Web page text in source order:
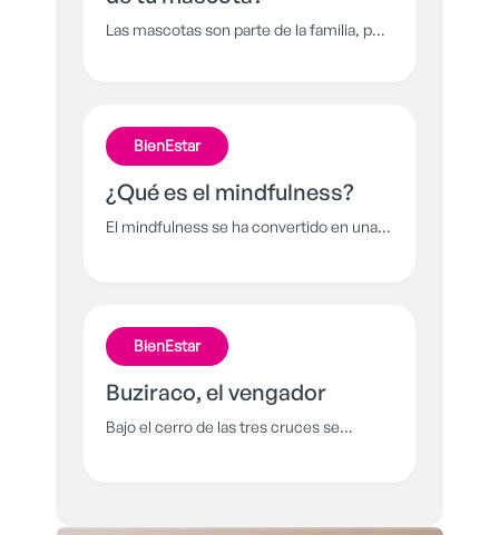
Las mascotas son parte de la familia, por
presentamos las 5 etapas del duelo para
que vivas este proceso de la manera más
BienEstar
¿Qué es el mindfulness?
El mindfulness se ha convertido en una
de la vida.
BienEstar
Buziraco, el vengador
Bajo el cerro de las tres cruces se
que está decidido a atormentar a los